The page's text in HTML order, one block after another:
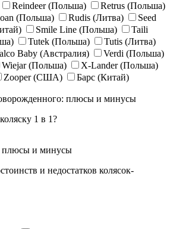
Reindeer (Польша)
Retrus (Польша)
(Польша) Rudis (Литва)
Seed
Smile Line (Польша)
Taili
Tutek (Польша)
Tutis (Литва)
Baby (Австралия)
Verdi (Польша)
Wiejar (Польша)
X-Lander (Польша)
Zooper (США)
Барс (Китай)
плюсы и минусы
1 в 1?
плюсы и минусы
и недостатков колясок-